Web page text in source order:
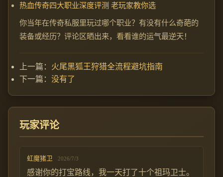
热血传奇四大职业深度评测 老玩家教你选
你当年在传奇私服里玩过哪个职业？有没有什么奇葩的
装备或经历？评论区晒出来，看看谁的运气最逆天！
上一篇： 火尾黑狐王狩猎全流程避坑指南
下一篇： 没有了
玩家评论
虹魔猪卫 2026/7/3
感谢你的打宝路线，我一天打了十个祖玛卫士。